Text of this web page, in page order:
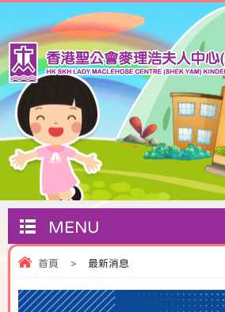
MENU
首頁 > 最新消息